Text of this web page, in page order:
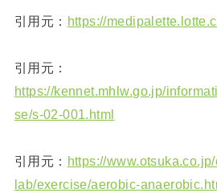
引用元： https://
引用元：
https://kennet.mhlw.go.jp/
se/s-02-001.html
引用元： https://
lab/exercise/aerobic-